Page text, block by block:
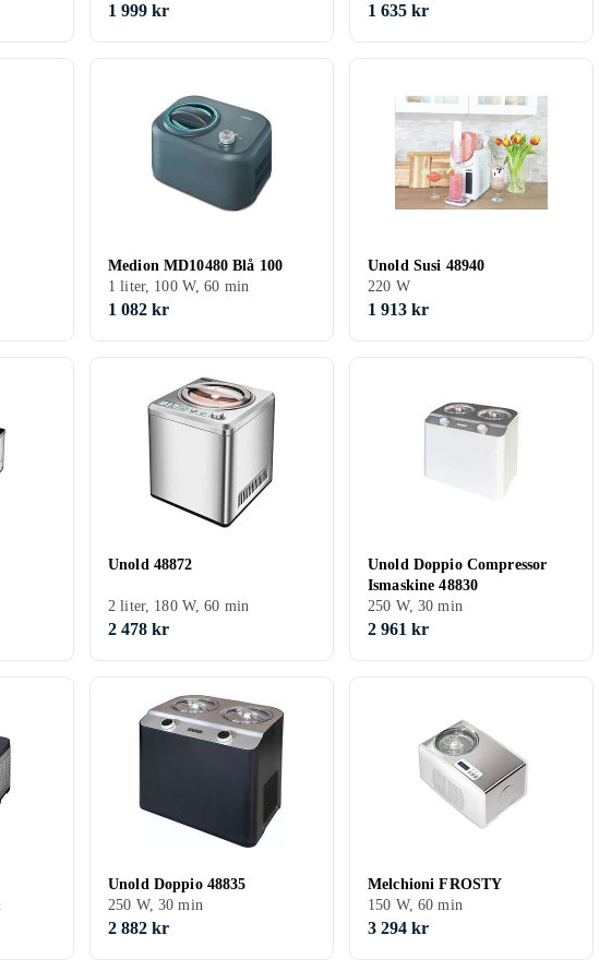
1 999 kr
1 635 kr
Medion MD10480 Blå 100
1 liter, 100 W, 60 min
1 082 kr
Unold Susi 48940
220 W
1 913 kr
Unold 48872
2 liter, 180 W, 60 min
2 478 kr
Unold Doppio Compressor
Ismaskine 48830
250 W, 30 min
2 961 kr
Unold Doppio 48835
250 W, 30 min
2 882 kr
Melchioni FROSTY
150 W, 60 min
3 294 kr